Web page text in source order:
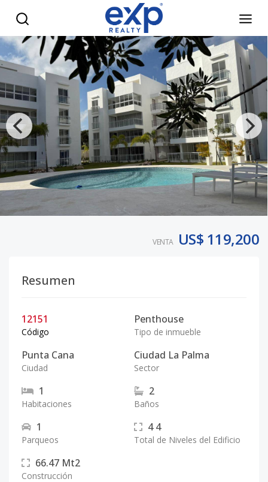
VENTA US$ 119,200
Resumen
12151
Código
Penthouse
Tipo de inmueble
Punta Cana
Ciudad
Ciudad La Palma
Sector
1
Habitaciones
2
Baños
1
Parqueos
4 4
Total de Niveles del Edificio
66.47 Mt2
Construcción
Penthouse a la venta en Punta Hermosa Punta Cana con